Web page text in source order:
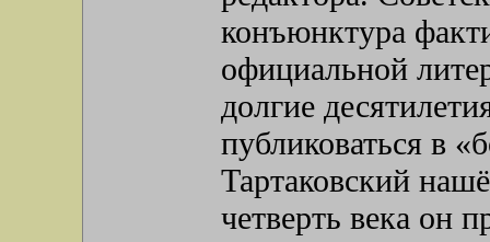
конъюнктура
официальной
долгие
публиковаться в
Тартаковский
четверть века он